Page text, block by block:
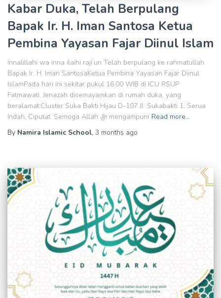
Kabar Duka, Telah Berpulang
Bapak Ir. H. Iman Santosa Ketua
Pembina Yayasan Fajar Diinul Islam
Innalillahi wa inna ilaihi raji’un Telah berpulang ke rahmatullah
Bapak Ir. H. Iman SantosaKetua Pembina Yayasan Fajar Diinul
IslamPada hari ini sekitar pukul 16.00 WIB di ICU RSUP
Fatmawati. Jenazah disemayamkan di rumah duka, yang
beralamat:Cluster Suka Bakti Hijau D-107 Jl. Sukabakti 1, Serua
Indah, Ciputat. Semoga Allah ﷻ mengampuni Read more…
By Namira Islamic School, 3 months ago